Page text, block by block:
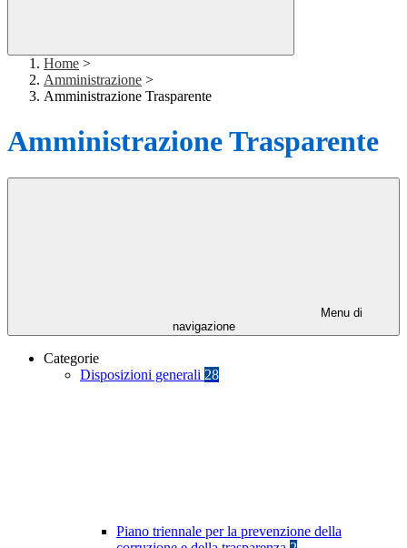
Home >
Amministrazione >
Amministrazione Trasparente
Amministrazione Trasparente
Menu di
navigazione
Categorie
Disposizioni generali 28
Piano triennale per la prevenzione della